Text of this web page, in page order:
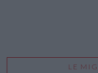
LE